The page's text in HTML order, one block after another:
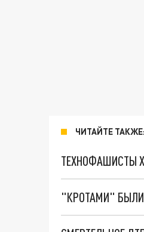
ЧИТАЙТЕ ТАКЖЕ:
ТЕХНОФАШИСТЫ
"КРОТАМИ" БЫЛИ